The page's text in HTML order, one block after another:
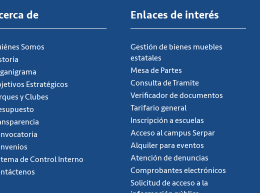
de
Somos
Estratégicos
y Clubes
de Control Interno
Enlaces de interés
Gestión de bienes muebles
estatales
Mesa de Partes
Consulta de Tramite
Verificador de documentos
Tarifario general
Inscripción a escuelas
Acceso al campus Serpar
Alquiler para eventos
Atención de denuncias
Comprobantes electrónicos
Solicitud de acceso a la